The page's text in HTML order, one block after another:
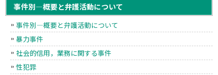
事件別―概要と弁護活動について
事件別―概要と弁護活動について
暴力事件
社会的信用，業務に関する事件
性犯罪